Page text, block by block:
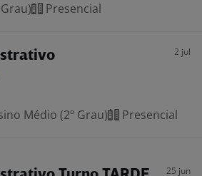
Presencial
2 jul
Médio (2º Grau) Presencial
25 jun